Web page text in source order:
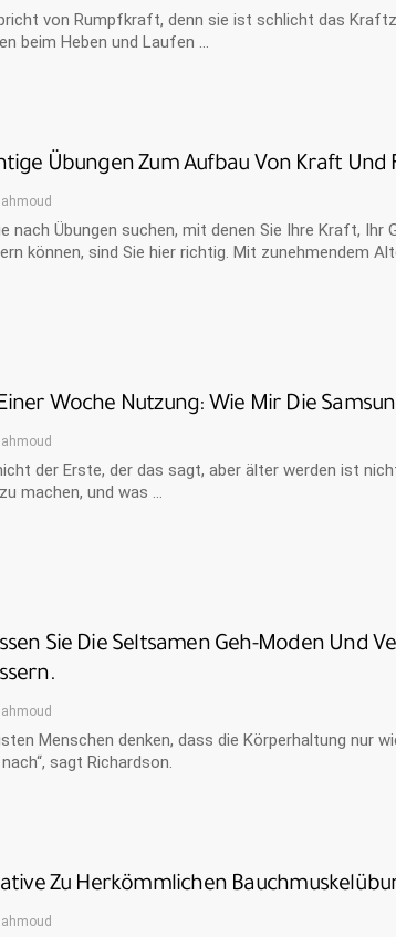
von Rumpfkraft, denn sie ist schlicht das
beim Heben und Laufen …
Übungen Zum Aufbau Von Kraft Und
nach Übungen suchen, mit denen Sie Ihre Kraft,
können, sind Sie hier richtig. Mit zunehmendem
Woche Nutzung: Wie Mir Die
der Erste, der das sagt, aber älter werden ist
machen, und was …
Sie Die Seltsamen Geh-Moden Und
Menschen denken, dass die Körperhaltung nur
sagt Richardson.
Zu Herkömmlichen